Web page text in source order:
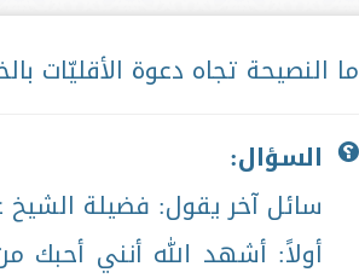
ما النصيحة تجاه دعوة الأقليّات
السؤال:
سائل آخر يقول: فضيلة الشيخ
أولاً: أشهد الله أنني